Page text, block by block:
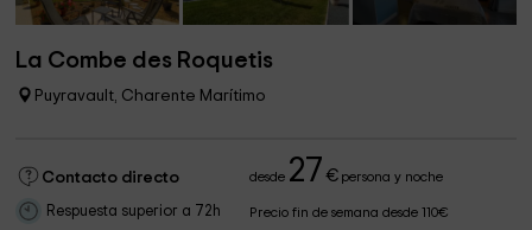
La Combe des Roquetis
Puyravault, Charente Marítimo
Contacto directo desde 27 €persona y noche
Respuesta superior a 72h Precio fin de semana desde 110€